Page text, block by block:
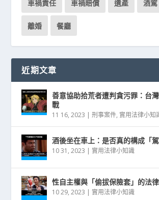
車禍責任 車禍賠償 遺產 酒駕
離婚 餐廳
近期文章
善意協助拾荒者遭判貪污罪：台
戰
11 16, 2023 |刑事案件, 實用法律小知
酒後坐在車上：是否真的構成「
10 31, 2023 | 實用法律小知識
性自主權與「偷拔保險套」的法
10 29, 2023 | 實用法律小知識